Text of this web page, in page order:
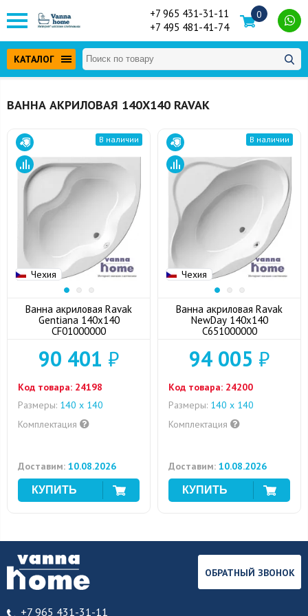
+7 965 431-31-11
+7 495 481-41-74
0
КАТАЛОГ
ВАННА АКРИЛОВАЯ 140Х140 RAVAK
Чехия
В наличии
Ванна акриловая Ravak
Gentiana 140x140
CF01000000
90 401 ₽
Код товара: 24198
Размеры: 140 x 140
Комплектация
Доставим: 10.08.2026
Чехия
В наличии
Ванна акриловая Ravak
NewDay 140x140
C651000000
94 005 ₽
Код товара: 24200
Размеры: 140 x 140
Комплектация
Доставим: 10.08.2026
+7 965 431-31-11
ОБРАТНЫЙ ЗВОНОК